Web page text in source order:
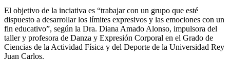
El objetivo de la inciativa es “trabajar con un grupo que esté
dispuesto a desarrollar los límites expresivos y las emociones con un
fin educativo”, según la Dra. Diana Amado Alonso, impulsora del
taller y profesora de Danza y Expresión Corporal en el Grado de
Ciencias de la Actividad Física y del Deporte de la Universidad Rey
Juan Carlos.